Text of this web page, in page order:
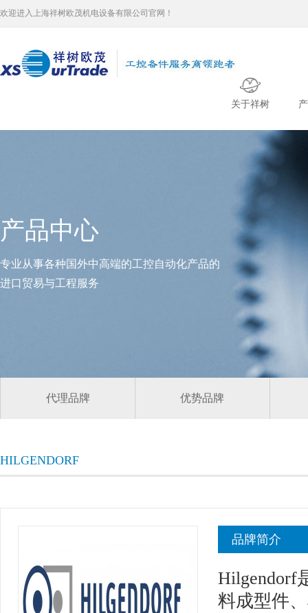
欢迎进入上海祥树欧茂机电设备有限公司官网！
关于祥树
产品中心
专业从事各种国外中高端的工控自动化产品的
进口贸易与工程服务
代理品牌 优势品牌
HILGENDORF
品牌简介
Hilgendorf
料成型件